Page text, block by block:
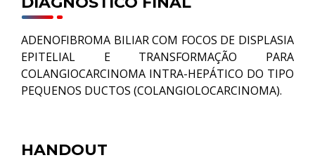
ADENOFIBROMA BILIAR COM FOCOS DE DISPLASIA
EPITELIAL E TRANSFORMAÇÃO PARA
COLANGIOCARCINOMA INTRA-HEPÁTICO DO TIPO
PEQUENOS DUCTOS (COLANGIOLOCARCINOMA).
HANDOUT